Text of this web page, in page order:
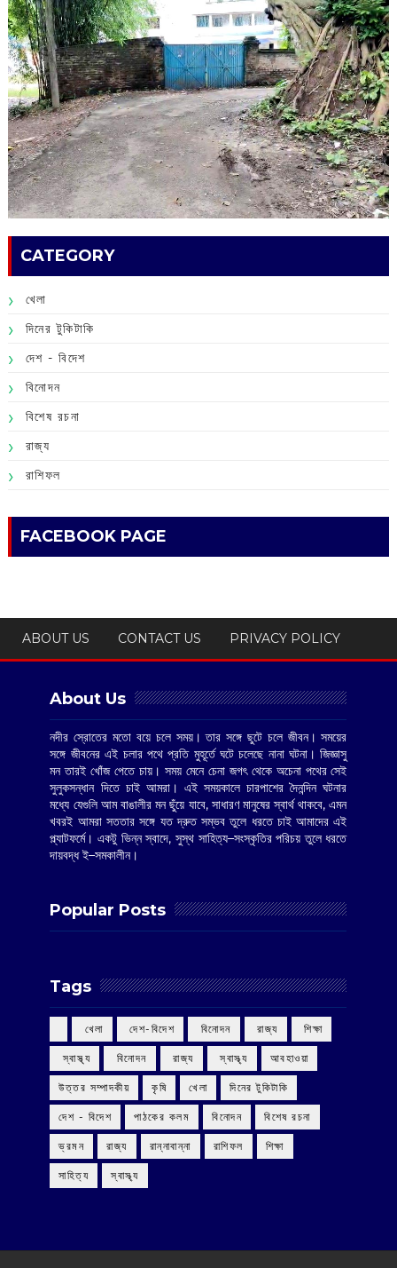
CATEGORY
খেলা
দিনের টুকিটাকি
দেশ - বিদেশ
বিনোদন
বিশেষ রচনা
রাজ্য
রাশিফল
FACEBOOK PAGE
ABOUT US CONTACT US PRIVACY POLICY
About Us
নদীর স্রোতের মতো বয়ে চলে সময়। তার সঙ্গে ছুটে চলে জীবন। সময়ের
সঙ্গে জীবনের এই চলার পথে প্রতি মুহূর্তে ঘটে চলেছে নানা ঘটনা। জিজ্ঞাসু
মন তারই খোঁজ পেতে চায়। সময় মেনে চেনা জগৎ থেকে অচেনা পথের সেই
সুলুকসন্ধান দিতে চাই আমরা। এই সময়কালে চারপাশের দৈনন্দিন ঘটনার
মধ্যে যেগুলি আম বাঙালীর মন ছুঁয়ে যাবে, সাধারণ মানুষের স্বার্থ থাকবে, এমন
খবরই আমরা সততার সঙ্গে যত দ্রুত সম্ভব তুলে ধরতে চাই আমাদের এই
প্ল্যাটফর্মে। একটু ভিন্ন স্বাদে, সুস্থ সাহিত্য–সংস্কৃতির পরিচয় তুলে ধরতে
দায়বদ্ধ ই–সমকালীন।
Popular Posts
Tags
‌ খেলা ‌ দেশ-বিদেশ ‌ বিনোদন ‌ রাজ্য ‌ শিক্ষা
‌ স্বাস্থ্য ‌ বিনোদন ‌ রাজ্য ‌ স্বাস্থ্য আবহাওয়া
উত্তর সম্পাদকীয় কৃষি খেলা দিনের টুকিটাকি
দেশ - বিদেশ পাঠকের কলম বিনোদন বিশেষ রচনা
ভ্রমন রাজ্য রান্নাবান্না রাশিফল শিক্ষা
সাহিত্য স্বাস্থ্য